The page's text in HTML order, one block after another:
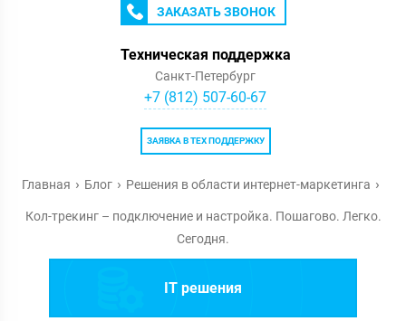
ЗАКАЗАТЬ ЗВОНОК
Техническая поддержка
Санкт-Петербург
+7 (812) 507-60-67
ЗАЯВКА В ТЕХ ПОДДЕРЖКУ
Главная Блог Решения в области интернет-маркетинга
Кол-трекинг – подключение и настройка. Пошагово. Легко.
Сегодня.
IT решения